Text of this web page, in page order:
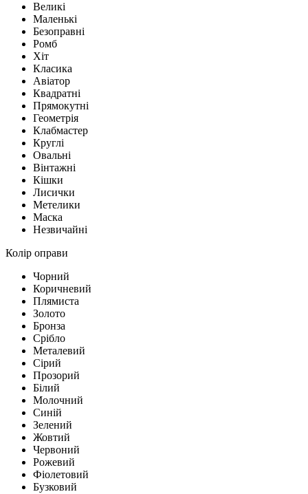
Великі
Маленькі
Безоправні
Ромб
Хіт
Класика
Авіатор
Квадратні
Прямокутні
Геометрія
Клабмастер
Круглі
Овальні
Вінтажні
Кішки
Лисички
Метелики
Маска
Незвичайні
Колір оправи
Чорний
Коричневий
Плямиста
Золото
Бронза
Срібло
Металевий
Сірий
Прозорий
Білий
Молочний
Синій
Зелений
Жовтий
Червоний
Рожевий
Фіолетовий
Бузковий